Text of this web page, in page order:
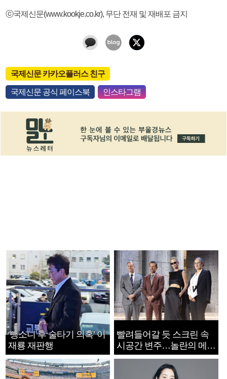
ⓒ국제신문(www.kookje.co.kr), 무단 전재 및 재배포 금지
국제신문 카카오플러스 친구
국제신문 공식 페이스북 인스타그램
‘뺑소니 후 술타기 의혹’ 이
재룡 재판행
빨려들어갈 듯 스크린 속
시공간 변주…놀란의 메시
지는 ‘전쟁 속죄’